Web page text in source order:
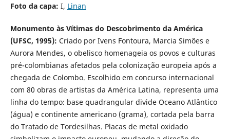
Foto da capa: I, Linan
Monumento às Vítimas do Descobrimento da América
(UFSC, 1995): Criado por Ivens Fontoura, Marcia Simões e
Aurora Mendes, o obelisco homenageia os povos e culturas
pré-colombianas afetados pela colonização europeia após a
chegada de Colombo. Escolhido em concurso internacional
com 80 obras de artistas da América Latina, representa uma
linha do tempo: base quadrangular divide Oceano Atlântico
(água) e continente americano (grama), cortada pela barra
do Tratado de Tordesilhas. Placas de metal oxidado